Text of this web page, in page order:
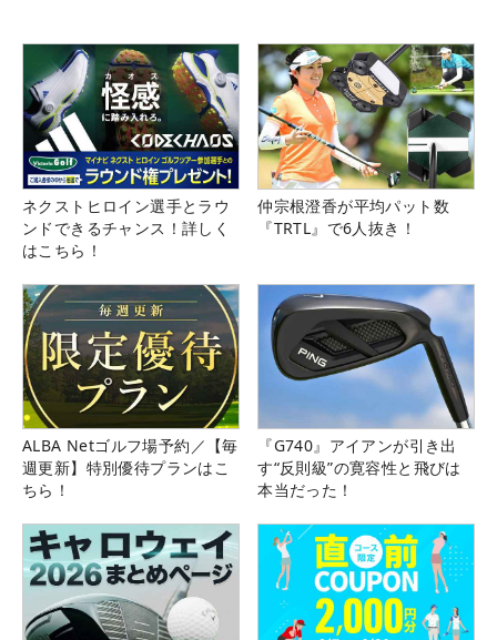
ネクストヒロイン選手とラウ
ンドできるチャンス！詳しく
はこちら！
仲宗根澄香が平均パット数
『TRTL』で6人抜き！
ALBA Netゴルフ場予約／【毎
週更新】特別優待プランはこ
ちら！
『G740』アイアンが引き出
す“反則級”の寛容性と飛びは
本当だった！